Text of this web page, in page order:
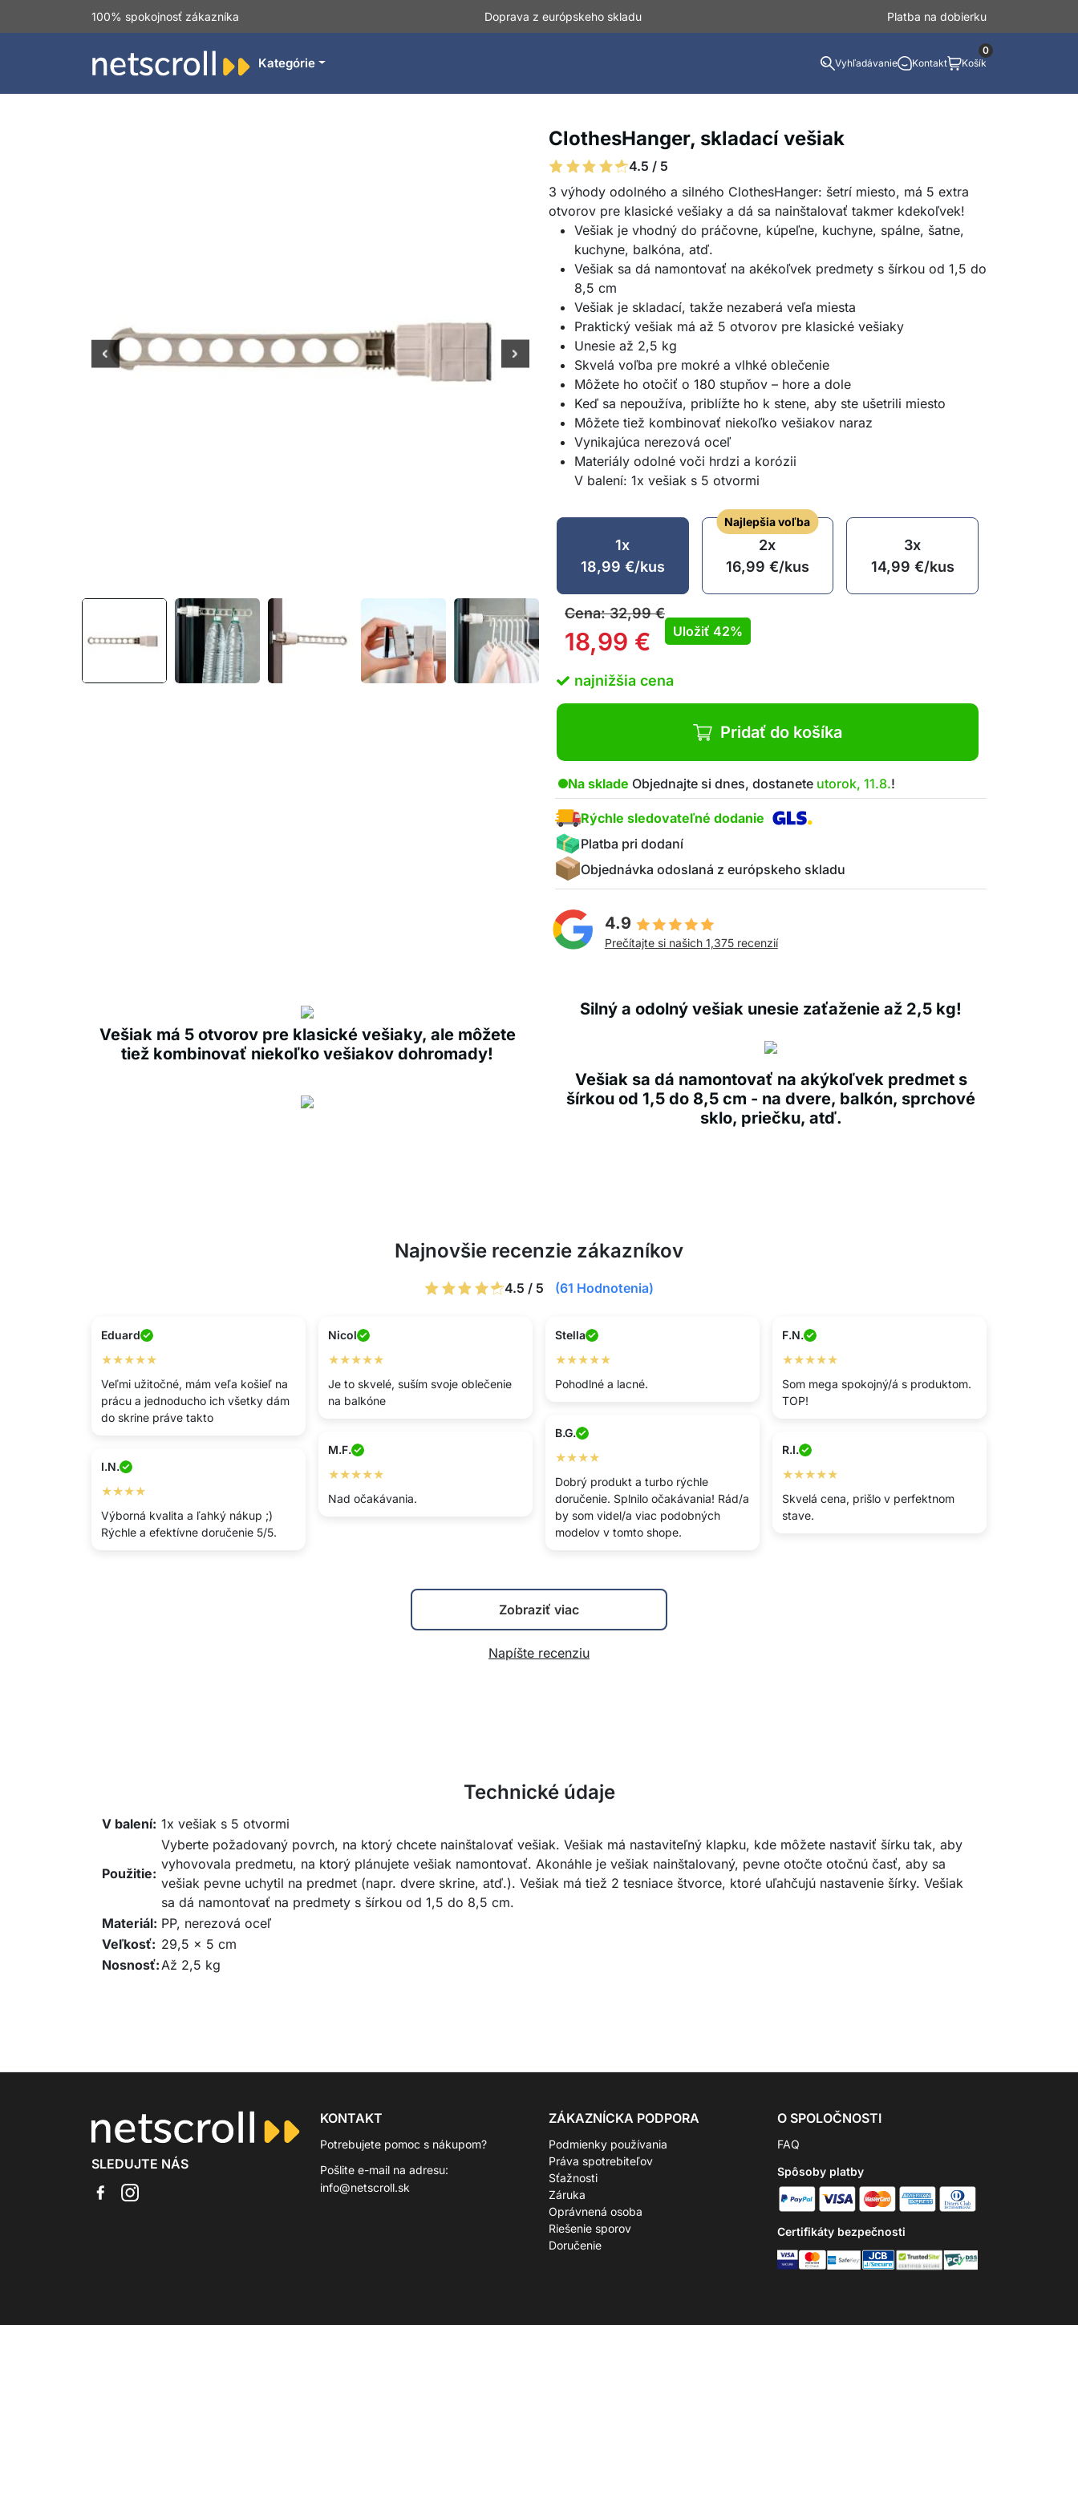
100% spokojnosť zákazníka Doprava z európskeho skladu Platba na dobierku
Kategórie Vyhľadávanie Kontakt Košík
0
ClothesHanger, skladací vešiak
4.5 / 5
3 výhody odolného a silného ClothesHanger: šetrí miesto, má 5 extra
otvorov pre klasické vešiaky a dá sa nainštalovať takmer kdekoľvek!
Vešiak je vhodný do práčovne, kúpeľne, kuchyne, spálne, šatne,
kuchyne, balkóna, atď.
Vešiak sa dá namontovať na akékoľvek predmety s šírkou od 1,5 do
8,5 cm
Vešiak je skladací, takže nezaberá veľa miesta
Praktický vešiak má až 5 otvorov pre klasické vešiaky
Unesie až 2,5 kg
Skvelá voľba pre mokré a vlhké oblečenie
Môžete ho otočiť o 180 stupňov – hore a dole
Keď sa nepoužíva, priblížte ho k stene, aby ste ušetrili miesto
Môžete tiež kombinovať niekoľko vešiakov naraz
Vynikajúca nerezová oceľ
Materiály odolné voči hrdzi a korózii
V balení: 1x vešiak s 5 otvormi
1x
18,99 €/kus
Najlepšia voľba
2x
16,99 €/kus
3x
14,99 €/kus
Cena:32,99€
18,99 € Uložiť 42%
najnižšia cena
Pridať do košíka
Na sklade Objednajte si dnes, dostanete utorok, 11.8.!
Rýchle sledovateľné dodanie
Platba pri dodaní
Objednávka odoslaná z európskeho skladu
4.9
Prečítajte si našich 1,375 recenzií
Silný a odolný vešiak unesie zaťaženie až 2,5 kg!
Vešiak má 5 otvorov pre klasické vešiaky, ale môžete
tiež kombinovať niekoľko vešiakov dohromady!
Vešiak sa dá namontovať na akýkoľvek predmet s
šírkou od 1,5 do 8,5 cm - na dvere, balkón, sprchové
sklo, priečku, atď.
Najnovšie recenzie zákazníkov
4.5 / 5 (61 Hodnotenia)
Eduard
★★★★★
Veľmi užitočné, mám veľa košieľ na
prácu a jednoducho ich všetky dám
do skrine práve takto
Nicol
★★★★★
Je to skvelé, suším svoje oblečenie
na balkóne
Stella
★★★★★
Pohodlné a lacné.
F.N.
★★★★★
Som mega spokojný/á s produktom.
TOP!
B.G.
★★★★
Dobrý produkt a turbo rýchle
doručenie. Splnilo očakávania! Rád/a
by som videl/a viac podobných
modelov v tomto shope.
M.F.
★★★★★
Nad očakávania.
R.I.
★★★★★
Skvelá cena, prišlo v perfektnom
stave.
I.N.
★★★★
Výborná kvalita a ľahký nákup ;)
Rýchle a efektívne doručenie 5/5.
Zobraziť viac
Napíšte recenziu
Technické údaje
V balení: 1x vešiak s 5 otvormi
Použitie:
Vyberte požadovaný povrch, na ktorý chcete nainštalovať vešiak. Vešiak má nastaviteľný klapku, kde môžete nastaviť šírku tak, aby
vyhovovala predmetu, na ktorý plánujete vešiak namontovať. Akonáhle je vešiak nainštalovaný, pevne otočte otočnú časť, aby sa
vešiak pevne uchytil na predmet (napr. dvere skrine, atď.). Vešiak má tiež 2 tesniace štvorce, ktoré uľahčujú nastavenie šírky. Vešiak
sa dá namontovať na predmety s šírkou od 1,5 do 8,5 cm.
Materiál: PP, nerezová oceľ
Veľkosť: 29,5 x 5 cm
Nosnosť:Až 2,5 kg
SLEDUJTE NÁS
KONTAKT
Potrebujete pomoc s nákupom?
Pošlite e-mail na adresu:
info@netscroll.sk
ZÁKAZNÍCKA PODPORA
Podmienky používania
Práva spotrebiteľov
Sťažnosti
Záruka
Oprávnená osoba
Riešenie sporov
Doručenie
O SPOLOČNOSTI
FAQ
Spôsoby platby
Certifikáty bezpečnosti